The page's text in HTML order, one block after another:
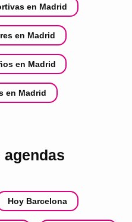
en Madrid
en Madrid
en Madrid
en Madrid
agendas
Hoy Barcelona